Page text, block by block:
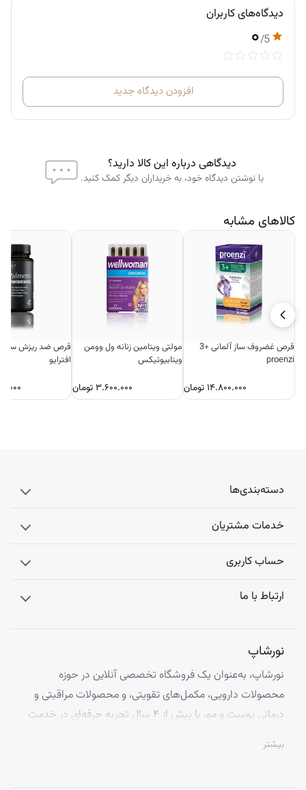
دیدگاه‌های کاربران
۰/5
افزودن دیدگاه جدید
دیدگاهی درباره این کالا دارید؟
با نوشتن دیدگاه خود، به خریداران دیگر کمک کنید.
کالاهای مشابه
قرص غضروف ساز آلمانی +3
proenzi
۱۴.۸۰۰.۰۰۰ تومان
مولتی ویتامین زنانه ول وومن
ویتابیوتیکس
۳.۶۰۰.۰۰۰تومان
قرص ضد ریزش
افترایو
دسته‌بندی‌ها
خدمات مشتریان
حساب کاربری
ارتباط با ما
نورشاپ
نورشاپ، به‌عنوان یک فروشگاه تخصصی آنلاین در حوزه
محصولات دارویی، مکمل‌های تقویتی، و محصولات مراقبتی و
درمانی پوست و مو، با بیش از ۴ سال تجربه حرفه‌ای در خدمت
برندهای اروپایی تهیه کرده و اصالت کالاها را با ضمانت کامل
بیشتر